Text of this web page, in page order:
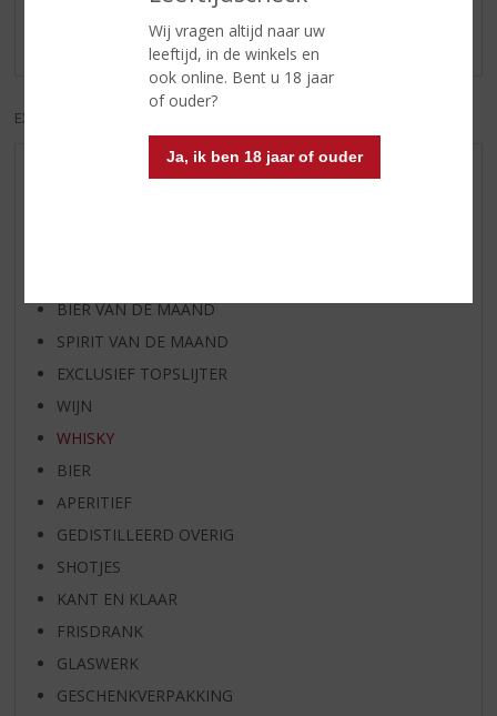
Wij vragen altijd naar uw
leeftijd, in de winkels en
ook online. Bent u 18 jaar
of ouder?
Ja, ik ben 18 jaar of ouder
Goede whisky die niet te duur is , aanrader voor whisky
EXCL. BTW
AANBIEDINGEN
BIER VAN DE MAAND
SPIRIT VAN DE MAAND
EXCLUSIEF TOPSLIJTER
WIJN
WHISKY
BIER
APERITIEF
GEDISTILLEERD OVERIG
SHOTJES
KANT EN KLAAR
FRISDRANK
GLASWERK
GESCHENKVERPAKKING